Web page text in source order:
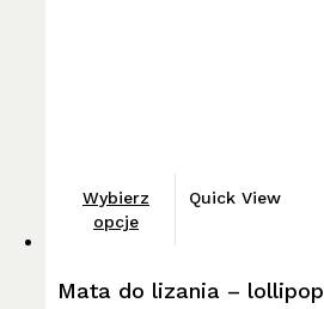
Wybierz
opcje
produkt
Quick View
Mata do lizania – lollipop